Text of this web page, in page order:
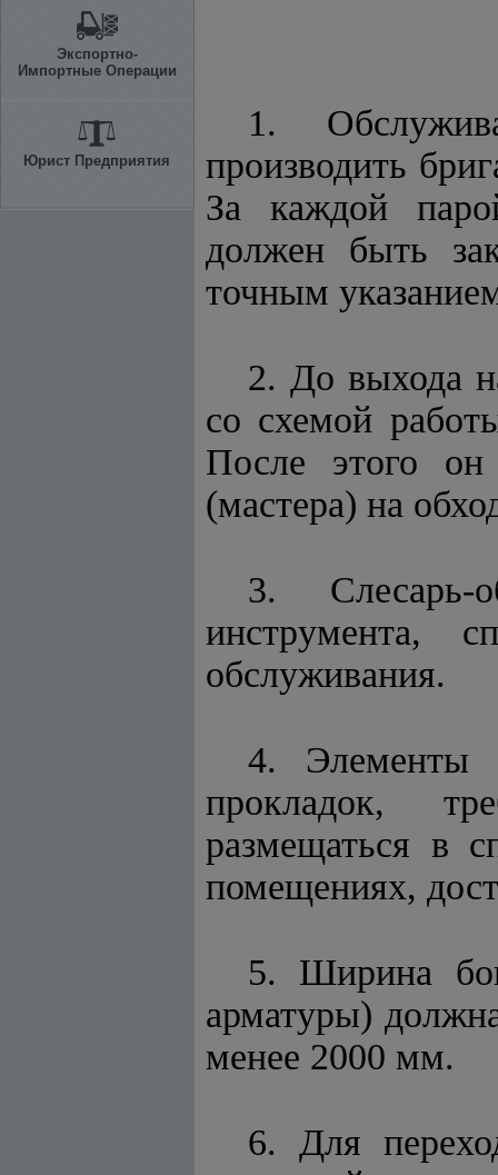
Экспортно-
Импортные Операции
Юрист Предприятия
1.
производить
За каждой
должен быть
точным
2. До выхода
со схемой
После этого он
(мастера) на
3. Слесарь-
инструмента,
обслуживания.
4. Элементы
прокладок,
размещаться в
помещениях,
5. Ширина
арматуры)
менее 2000 мм.
6. Для